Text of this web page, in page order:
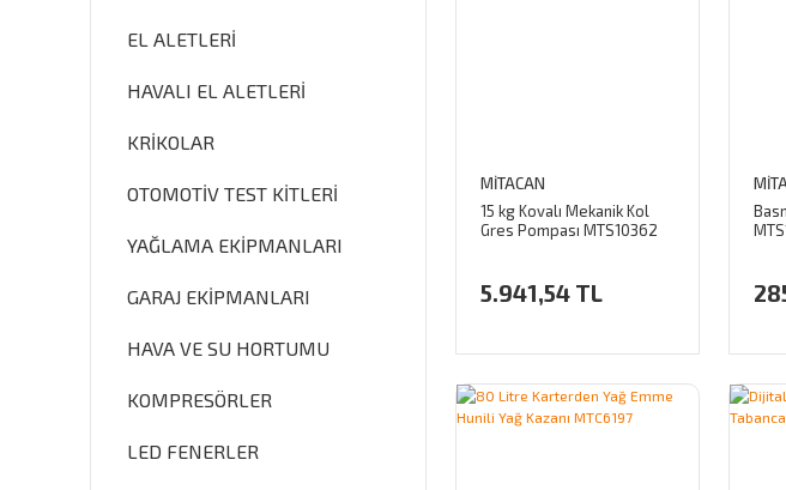
EL ALETLERİ
HAVALI EL ALETLERİ
KRİKOLAR
OTOMOTİV TEST KİTLERİ
YAĞLAMA EKİPMANLARI
GARAJ EKİPMANLARI
HAVA VE SU HORTUMU
KOMPRESÖRLER
LED FENERLER
MİTACAN
15 kg Kovalı Mekanik Kol
Gres Pompası MTS10362
5.941,54 TL